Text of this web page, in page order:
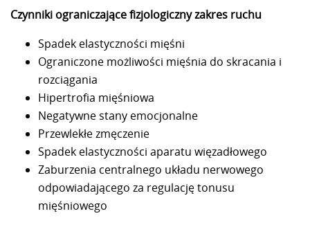
Czynniki ograniczające fizjologiczny zakres ruchu
Spadek elastyczności mięśni
Ograniczone możliwości mięśnia do skracania i
rozciągania
Hipertrofia mięśniowa
Negatywne stany emocjonalne
Przewlekłe zmęczenie
Spadek elastyczności aparatu więzadłowego
Zaburzenia centralnego układu nerwowego
odpowiadającego za regulację tonusu
mięśniowego